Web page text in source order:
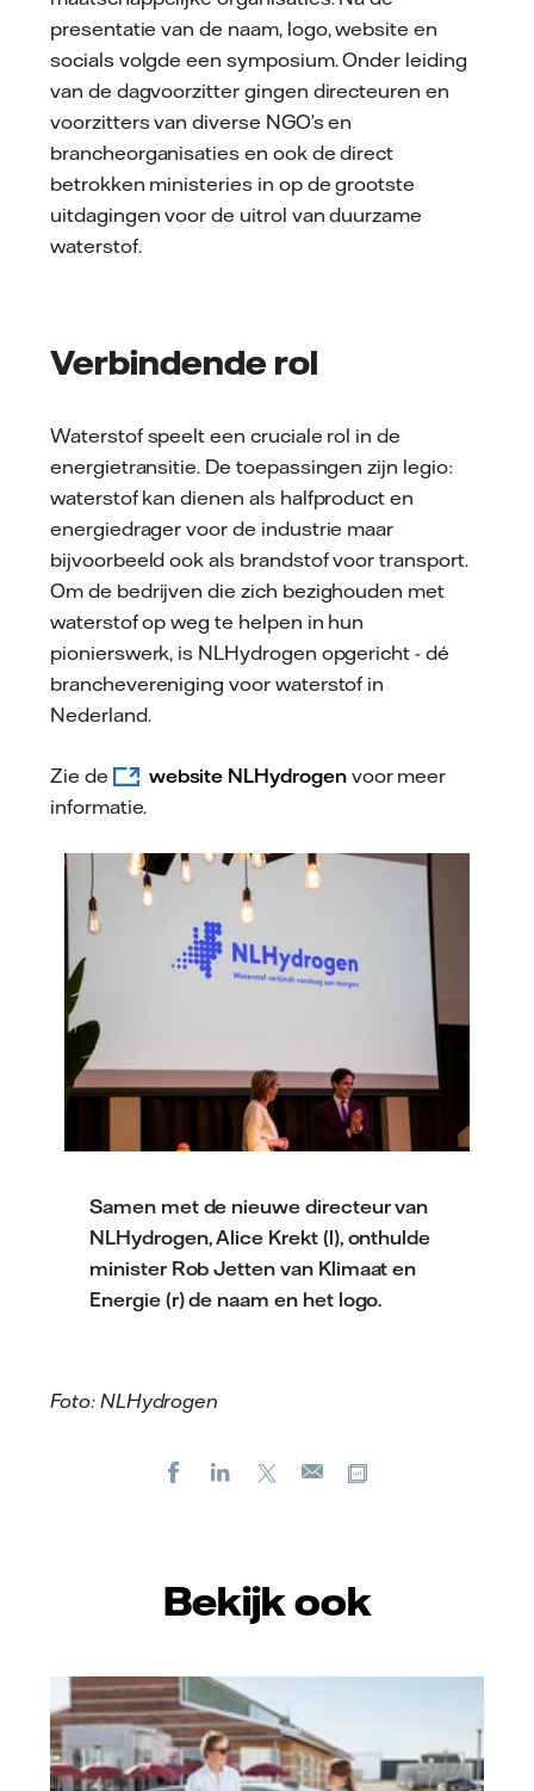
presentatie van de naam, logo, website en
socials volgde een symposium. Onder leiding
van de dagvoorzitter gingen directeuren en
voorzitters van diverse NGO’s en
brancheorganisaties en ook de direct
betrokken ministeries in op de grootste
uitdagingen voor de uitrol van duurzame
waterstof.
Verbindende rol
Waterstof speelt een cruciale rol in de
energietransitie. De toepassingen zijn legio:
waterstof kan dienen als halfproduct en
energiedrager voor de industrie maar
bijvoorbeeld ook als brandstof voor transport.
Om de bedrijven die zich bezighouden met
waterstof op weg te helpen in hun
pionierswerk, is NLHydrogen opgericht - dé
branchevereniging voor waterstof in
Nederland.
Zie de website NLHydrogenvoor meer
informatie.
NLHydrogen
Samen met de nieuwe directeur van
NLHydrogen, Alice Krekt (l), onthulde
minister Rob Jetten van Klimaat en
Energie (r) de naam en het logo.
Foto: NLHydrogen
FacebookLinkedIn
E-
Bekijk ook
Vattenfall/Jeanette Hägglund